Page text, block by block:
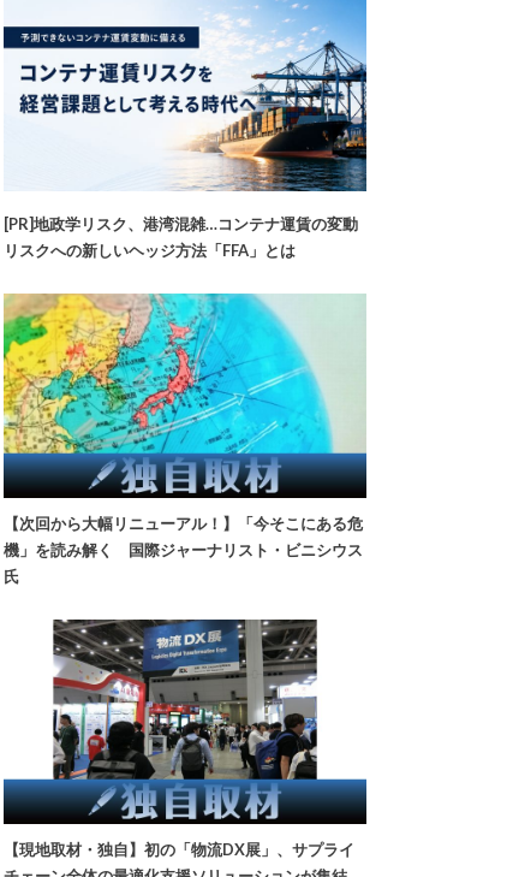
[PR]地政学リスク、港湾混雑…コンテナ運賃の変動
リスクへの新しいヘッジ方法「FFA」とは
【次回から大幅リニューアル！】「今そこにある危
機」を読み解く 国際ジャーナリスト・ビニシウス
氏
【現地取材・独自】初の「物流DX展」、サプライ